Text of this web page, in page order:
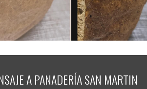
APANADERÍA SAN MARTIN